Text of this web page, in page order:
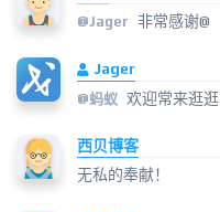
@Jager 非常感谢@
Jager
@蚂蚁 欢迎常来逛逛
西贝博客
无私的奉献！